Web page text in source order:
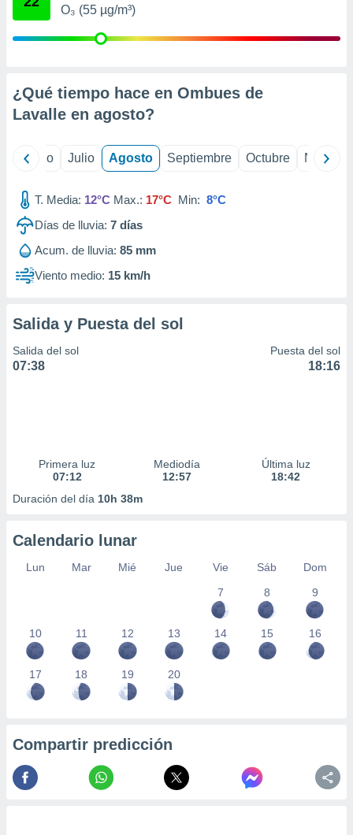
mediante
publicidad
publicidad
1199
O₃ (55 µg/m³)
¿Qué tiempo hace en Ombues de
Lavalle en agosto?
Junio Julio Agosto Septiembre Octubre
T. Media: 12°C Max.: 17°C Min: 8°C
Días de lluvia: 7 días
Acum. de lluvia: 85 mm
Viento medio: 15 km/h
Salida y Puesta del sol
Salida del sol
07:38
Puesta del sol
18:16
Primera luz
07:12
Mediodía
12:57
Última luz
18:42
Duración del día 10h 38m
Calendario lunar
Lun Mar Mié Jue Vie Sáb
Dom
7
8 9
10 11 12 13 14 15 16
17 18 19 20
Compartir predicción